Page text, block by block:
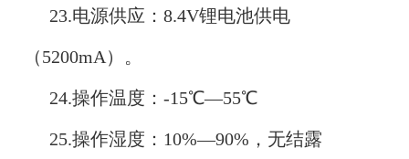
23.电源供应：8.4V锂电池供电
（5200mA）。
24.操作温度：-15℃—55℃
25.操作湿度：10%—90%，无结露